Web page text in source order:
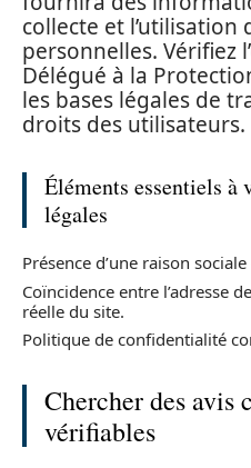
collecte et l’utilisation
personnelles. Vérifiez
Délégué à la
les bases légales de
droits des utilisateurs.
Éléments essentiels à
légales
Présence d’une raison
Coïncidence entre l’adresse
réelle du site.
Politique de confidentialité
Chercher des avis
vérifiables